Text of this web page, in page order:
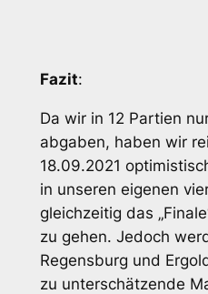
Fazit:
Da wir in 12 Partien
abgaben, haben wir
18.09.2021
in unseren eigenen
gleichzeitig das
zu gehen. Jedoch
Regensburg und
zu unterschätzende